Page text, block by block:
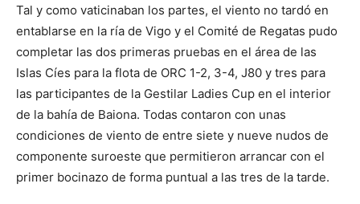
Tal y como vaticinaban los partes, el viento no tardó en
entablarse en la ría de Vigo y el Comité de Regatas pudo
completar las dos primeras pruebas en el área de las
Islas Cíes para la flota de ORC 1-2, 3-4, J80 y tres para
las participantes de la Gestilar Ladies Cup en el interior
de la bahía de Baiona. Todas contaron con unas
condiciones de viento de entre siete y nueve nudos de
componente suroeste que permitieron arrancar con el
primer bocinazo de forma puntual a las tres de la tarde.